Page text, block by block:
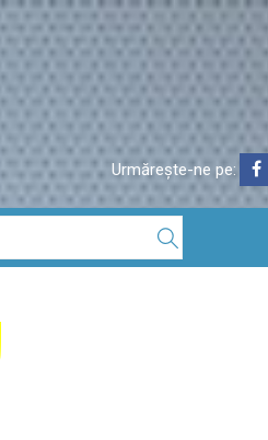
Urmărește-ne pe: